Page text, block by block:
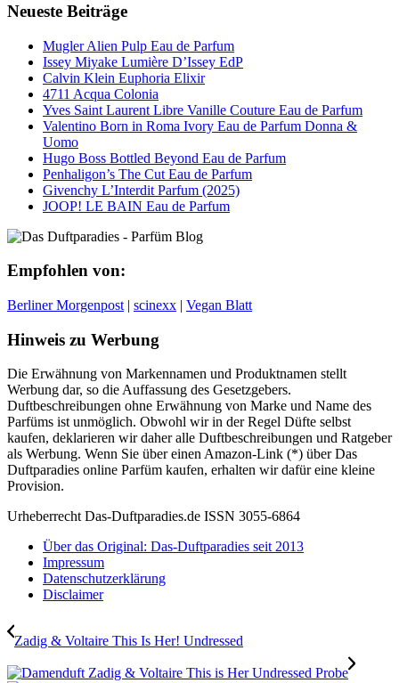
Neueste Beiträge
Mugler Alien Pulp Eau de Parfum
Issey Miyake Lumière D’Issey EdP
Calvin Klein Euphoria Elixir
4711 Acqua Colonia
Yves Saint Laurent Libre Vanille Couture Eau de Parfum
Valentino Born in Roma Ivory Eau de Parfum Donna &
Uomo
Hugo Boss Bottled Beyond Eau de Parfum
Penhaligon’s The Cut Eau de Parfum
Givenchy L’Interdit Parfum (2025)
JOOP! LE BAIN Eau de Parfum
Empfohlen von:
Berliner Morgenpost | scinexx | Vegan Blatt
Hinweis zu Werbung
Die Erwähnung von Markennamen und Produktnamen stellt
Werbung dar, so die Auffassung des Gesetzgebers.
Duftbeschreibungen ohne Erwähnung von Marke und Name des
Parfüms ist unmöglich. Obwohl wir in der Regel Düfte selbst
kaufen, deklarieren wir daher alle Duftbeschreibungen und Ratgeber
als Werbung. Wenn Sie über einen Amazon-Link (*) über Das
Duftparadies online Parfüm kaufen, erhalten wir dafür eine kleine
Provision.
Urheberrecht Das-Duftparadies.de ISSN 3055-6864
Über das Original: Das-Duftparadies seit 2013
Impressum
Datenschutzerklärung
Disclaimer
Zadig & Voltaire This Is Her! Undressed